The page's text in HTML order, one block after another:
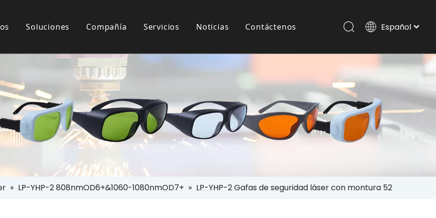
Anteojos Para Uso Del Paciente
Láser
Soluciones Compañía Servicios
Descargar
Noticias Contáctenos Español
Português
Pусский
العربية
English
» LP-YHP-2 808nmOD6+&1060-1080nmOD7+ » LP-YHP-2 Gafas de seguridad láser con montura 52